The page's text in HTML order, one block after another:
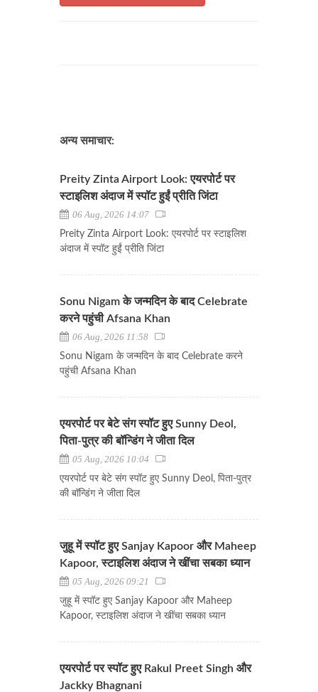
अन्य समाचार:
Preity Zinta Airport Look: एयरपोर्ट पर
स्टाइलिश अंदाज में स्पॉट हुईं प्रीति जिंटा
06 Aug, 2026 14:07
Preity Zinta Airport Look: एयरपोर्ट पर स्टाइलिश
अंदाज में स्पॉट हुईं प्रीति जिंटा
Sonu Nigam के जन्मदिन के बाद Celebrate
करने पहुंची Afsana Khan
06 Aug, 2026 11:58
Sonu Nigam के जन्मदिन के बाद Celebrate करने
पहुंची Afsana Khan
एयरपोर्ट पर बेटे संग स्पॉट हुए Sunny Deol,
पिता-पुत्र की बॉन्डिंग ने जीता दिल
05 Aug, 2026 10:04
एयरपोर्ट पर बेटे संग स्पॉट हुए Sunny Deol, पिता-पुत्र
की बॉन्डिंग ने जीता दिल
जुहू में स्पॉट हुए Sanjay Kapoor और Maheep
Kapoor, स्टाइलिश अंदाज ने खींचा सबका ध्यान
05 Aug, 2026 09:21
जुहू में स्पॉट हुए Sanjay Kapoor और Maheep
Kapoor, स्टाइलिश अंदाज ने खींचा सबका ध्यान
एयरपोर्ट पर स्पॉट हुए Rakul Preet Singh और
Jackky Bhagnani